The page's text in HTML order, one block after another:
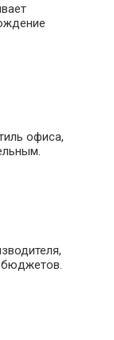
офиса,
бюджетов.